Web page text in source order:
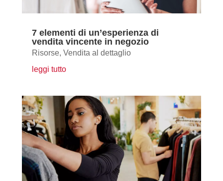
7 elementi di un’esperienza di
vendita vincente in negozio
Risorse, Vendita al dettaglio
leggi tutto